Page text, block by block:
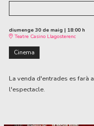
diumenge 30 de maig | 18:00 h
Teatre Casino Llagosterenc
Cinema
La venda d'entrades es farà
l'espectacle.